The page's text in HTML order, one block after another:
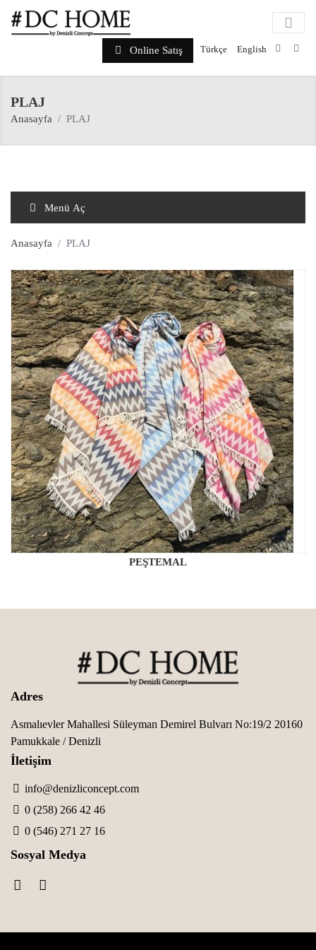
Türkçe English
Online Satış
PLAJ
Anasayfa PLAJ
Menü Aç
Anasayfa PLAJ
PEŞTEMAL
Adres
Asmalıevler Mahallesi Süleyman Demirel Bulvarı No:19/2 20160
Pamukkale / Denizli
İletişim
info@denizliconcept.com
0 (258) 266 42 46
0 (546) 271 27 16
Sosyal Medya